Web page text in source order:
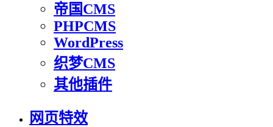
帝国CMS
PHPCMS
WordPress
织梦CMS
其他插件
网页特效